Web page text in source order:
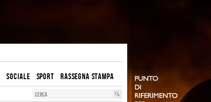
SOCIALE SPORT RASSEGNA STAMPA